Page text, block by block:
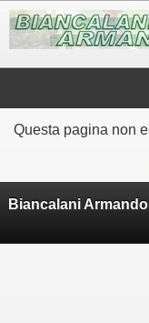
Questa pagina non
Biancalani Armando